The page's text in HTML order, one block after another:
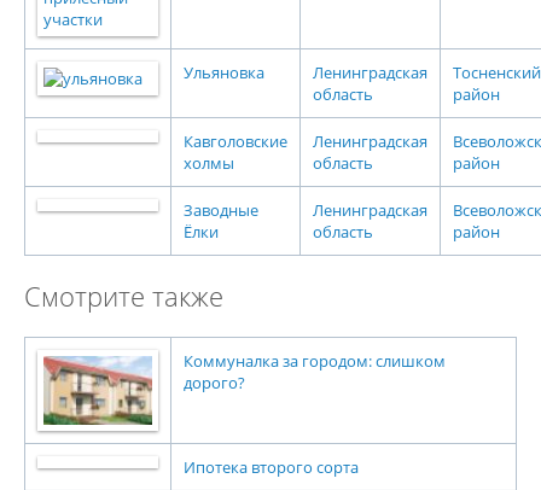
Ульяновка
Ленинградская
область
Тосненский
район
Кавголовские
холмы
Ленинградская
область
район
Заводные
Ёлки
Ленинградская
область
район
Смотрите также
Коммуналка за городом: слишком
дорого?
Ипотека второго сорта